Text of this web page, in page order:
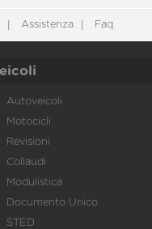
Assistenza Faq
Autoveicoli
Motocicli
Revisioni
Collaudi
Modulistica
Documento Unico
STED